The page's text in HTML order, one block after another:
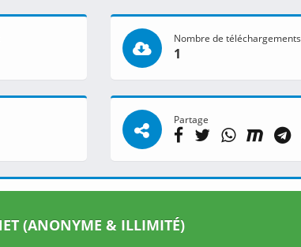
Nombre de téléchargements
1
Partage
(ANONYME & ILLIMITÉ)